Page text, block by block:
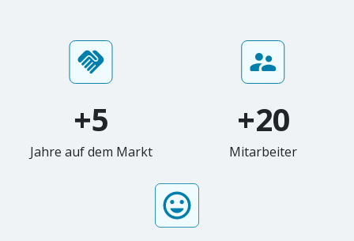
+5
Jahre auf dem Markt
+20
Mitarbeiter